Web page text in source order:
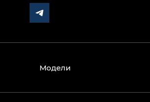
Модели